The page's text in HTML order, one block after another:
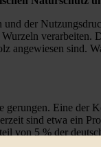
der
verarbeiten.
sind.
gerungen. Eine
sind etwa ein
von 5 % der